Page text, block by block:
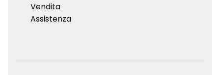
Vendita
Assistenza